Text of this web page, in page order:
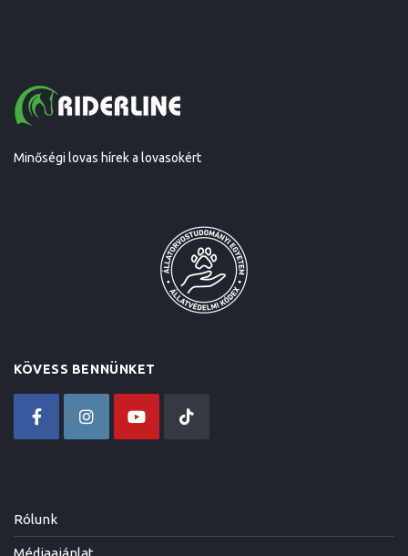
Minőségi lovas hírek a lovasokért
KÖVESS BENNÜNKET
Rólunk
Médiaajánlat